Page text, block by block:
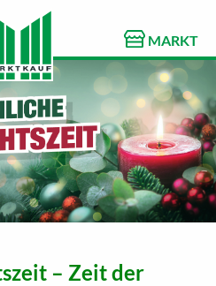
MARKT
– Zeit der